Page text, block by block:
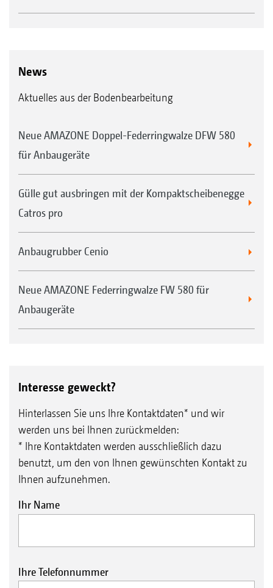
News
Aktuelles aus der Bodenbearbeitung
Neue AMAZONE Doppel-Federringwalze DFW 580
für Anbaugeräte
Gülle gut ausbringen mit der Kompaktscheibenegge
Catros pro
Anbaugrubber Cenio
Neue AMAZONE Federringwalze FW 580 für
Anbaugeräte
Interesse geweckt?
Hinterlassen Sie uns Ihre Kontaktdaten* und wir
werden uns bei Ihnen zurückmelden:
* Ihre Kontaktdaten werden ausschließlich dazu
benutzt, um den von Ihnen gewünschten Kontakt zu
Ihnen aufzunehmen.
Ihr Name
Ihre Telefonnummer